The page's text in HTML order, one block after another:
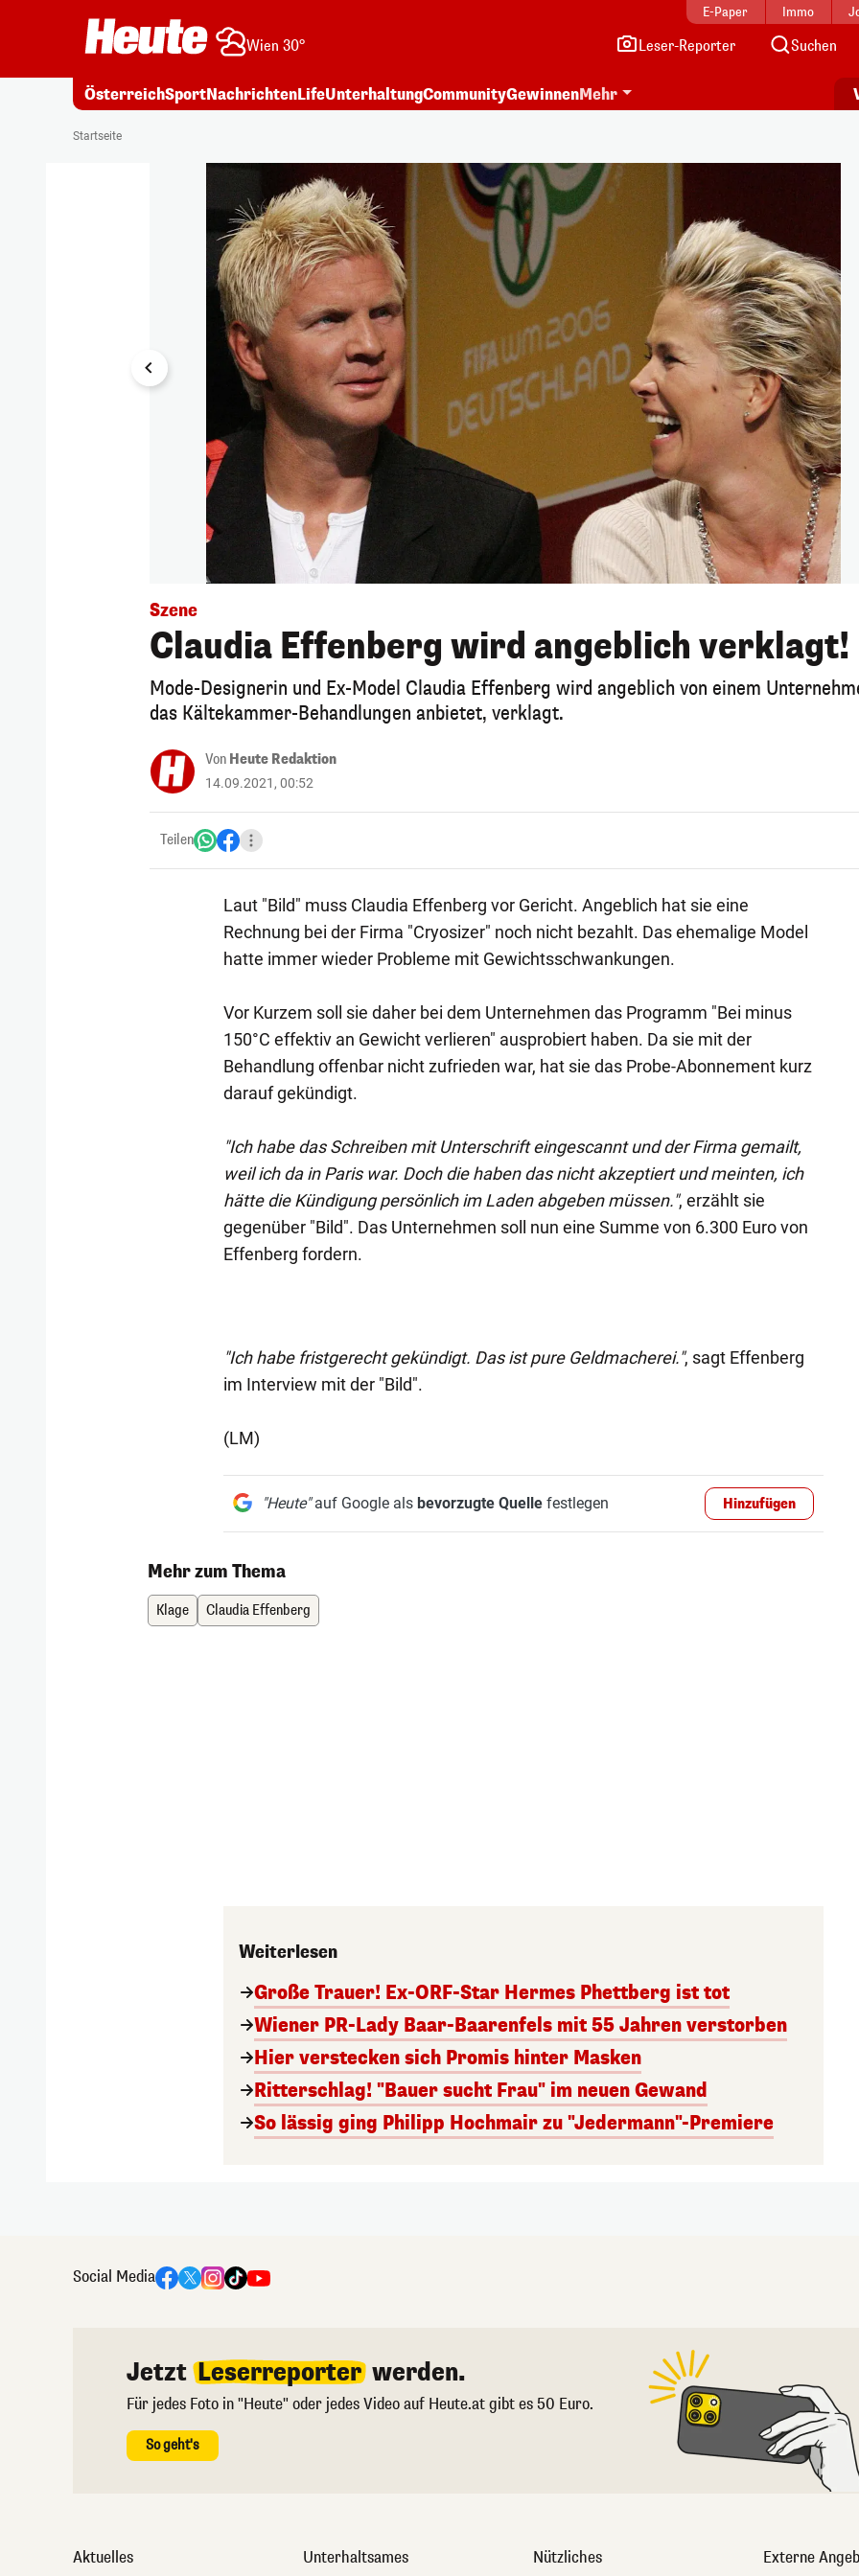
E-Paper Immo
Wien 30° Leser-Reporter Suchen
ÖsterreichSportNachrichtenLifeUnterhaltungCommunityGewinnenMehr
Startseite
Szene
Claudia Effenberg wird angeblich verklagt!
Mode-Designerin und Ex-Model Claudia Effenberg wird angeblich von einem
das Kältekammer-Behandlungen anbietet, verklagt.
Von Heute Redaktion
14.09.2021, 00:52
Teilen
Laut "Bild" muss Claudia Effenberg vor Gericht. Angeblich hat sie eine
Rechnung bei der Firma "Cryosizer" noch nicht bezahlt. Das ehemalige Model
hatte immer wieder Probleme mit Gewichtsschwankungen.
Vor Kurzem soll sie daher bei dem Unternehmen das Programm "Bei minus
150°C effektiv an Gewicht verlieren" ausprobiert haben. Da sie mit der
Behandlung offenbar nicht zufrieden war, hat sie das Probe-Abonnement kurz
darauf gekündigt.
"Ich habe das Schreiben mit Unterschrift eingescannt und der Firma gemailt,
weil ich da in Paris war. Doch die haben das nicht akzeptiert und meinten, ich
hätte die Kündigung persönlich im Laden abgeben müssen.", erzählt sie
gegenüber "Bild". Das Unternehmen soll nun eine Summe von 6.300 Euro von
Effenberg fordern.
"Ich habe fristgerecht gekündigt. Das ist pure Geldmacherei.", sagt Effenberg
im Interview mit der "Bild".
(LM)
"Heute"auf Google als bevorzugte Quellefestlegen Hinzufügen
Mehr zum Thema
Klage Claudia Effenberg
Weiterlesen
Große Trauer! Ex-ORF-Star Hermes Phettberg ist tot
Wiener PR-Lady Baar-Baarenfels mit 55 Jahren verstorben
Hier verstecken sich Promis hinter Masken
Ritterschlag! "Bauer sucht Frau" im neuen Gewand
So lässig ging Philipp Hochmair zu "Jedermann"-Premiere
Social Media
Jetzt Leserreporter werden.
Für jedes Foto in "Heute" oder jedes Video auf Heute.at gibt es 50 Euro.
So geht's
Aktuelles Unterhaltsames Nützliches Externe